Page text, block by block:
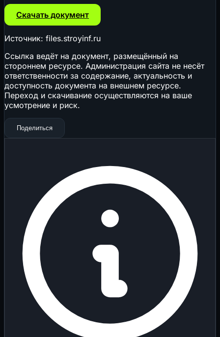
Скачать документ
Источник: files.stroyinf.ru
Ссылка ведёт на документ, размещённый на
стороннем ресурсе. Администрация сайта не несёт
ответственности за содержание, актуальность и
доступность документа на внешнем ресурсе.
Переход и скачивание осуществляются на ваше
усмотрение и риск.
Поделиться